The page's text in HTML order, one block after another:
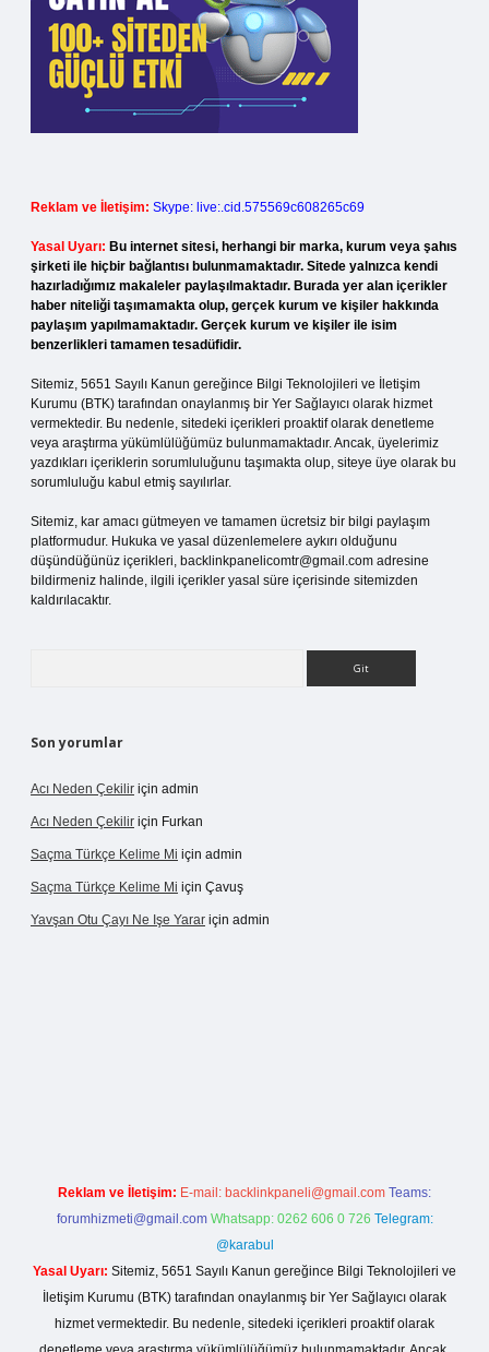
Reklam ve İletişim: Skype: live:.cid.575569c608265c69
Yasal Uyarı: Bu internet sitesi, herhangi bir marka, kurum veya şahıs
şirketi ile hiçbir bağlantısı bulunmamaktadır. Sitede yalnızca kendi
hazırladığımız makaleler paylaşılmaktadır. Burada yer alan içerikler
haber niteliği taşımamakta olup, gerçek kurum ve kişiler hakkında
paylaşım yapılmamaktadır. Gerçek kurum ve kişiler ile isim
benzerlikleri tamamen tesadüfidir.
Sitemiz, 5651 Sayılı Kanun gereğince Bilgi Teknolojileri ve İletişim
Kurumu (BTK) tarafından onaylanmış bir Yer Sağlayıcı olarak hizmet
vermektedir. Bu nedenle, sitedeki içerikleri proaktif olarak denetleme
veya araştırma yükümlülüğümüz bulunmamaktadır. Ancak, üyelerimiz
yazdıkları içeriklerin sorumluluğunu taşımakta olup, siteye üye olarak bu
sorumluluğu kabul etmiş sayılırlar.
Sitemiz, kar amacı gütmeyen ve tamamen ücretsiz bir bilgi paylaşım
platformudur. Hukuka ve yasal düzenlemelere aykırı olduğunu
düşündüğünüz içerikleri, backlinkpanelicomtr@gmail.com adresine
bildirmeniz halinde, ilgili içerikler yasal süre içerisinde sitemizden
kaldırılacaktır.
Son yorumlar
Acı Neden Çekilir için admin
Acı Neden Çekilir için Furkan
Saçma Türkçe Kelime Mi için admin
Saçma Türkçe Kelime Mi için Çavuş
Yavşan Otu Çayı Ne Işe Yarar için admin
Reklam ve İletişim: E-mail: backlinkpaneli@gmail.com Teams:
forumhizmeti@gmail.com Whatsapp: 0262 606 0 726 Telegram:
@karabul
Yasal Uyarı: Sitemiz, 5651 Sayılı Kanun gereğince Bilgi Teknolojileri ve
İletişim Kurumu (BTK) tarafından onaylanmış bir Yer Sağlayıcı olarak
hizmet vermektedir. Bu nedenle, sitedeki içerikleri proaktif olarak